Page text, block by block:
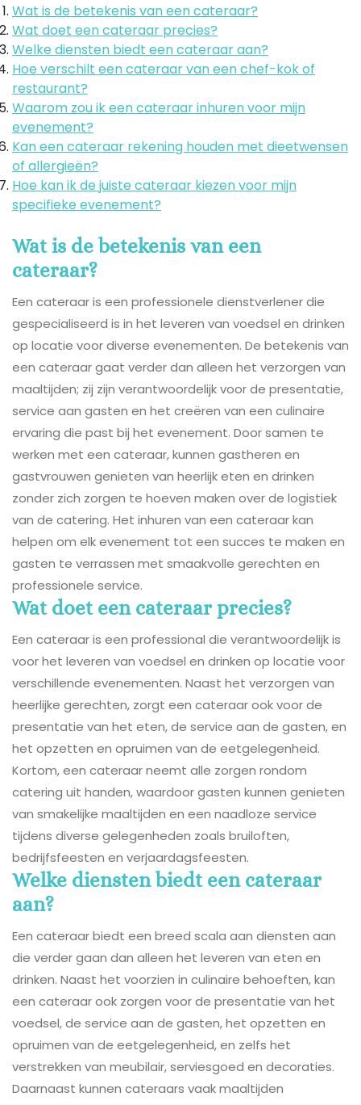
Wat is de betekenis van een cateraar?
Wat doet een cateraar precies?
Welke diensten biedt een cateraar aan?
Hoe verschilt een cateraar van een chef-kok of
restaurant?
Waarom zou ik een cateraar inhuren voor mijn
evenement?
Kan een cateraar rekening houden met dieetwensen
of allergieën?
Hoe kan ik de juiste cateraar kiezen voor mijn
specifieke evenement?
Wat is de betekenis van een
cateraar?
Een cateraar is een professionele dienstverlener die
gespecialiseerd is in het leveren van voedsel en drinken
op locatie voor diverse evenementen. De betekenis van
een cateraar gaat verder dan alleen het verzorgen van
maaltijden; zij zijn verantwoordelijk voor de presentatie,
service aan gasten en het creëren van een culinaire
ervaring die past bij het evenement. Door samen te
werken met een cateraar, kunnen gastheren en
gastvrouwen genieten van heerlijk eten en drinken
zonder zich zorgen te hoeven maken over de logistiek
van de catering. Het inhuren van een cateraar kan
helpen om elk evenement tot een succes te maken en
gasten te verrassen met smaakvolle gerechten en
professionele service.
Wat doet een cateraar precies?
Een cateraar is een professional die verantwoordelijk is
voor het leveren van voedsel en drinken op locatie voor
verschillende evenementen. Naast het verzorgen van
heerlijke gerechten, zorgt een cateraar ook voor de
presentatie van het eten, de service aan de gasten, en
het opzetten en opruimen van de eetgelegenheid.
Kortom, een cateraar neemt alle zorgen rondom
catering uit handen, waardoor gasten kunnen genieten
van smakelijke maaltijden en een naadloze service
tijdens diverse gelegenheden zoals bruiloften,
bedrijfsfeesten en verjaardagsfeesten.
Welke diensten biedt een cateraar
aan?
Een cateraar biedt een breed scala aan diensten aan
die verder gaan dan alleen het leveren van eten en
drinken. Naast het voorzien in culinaire behoeften, kan
een cateraar ook zorgen voor de presentatie van het
voedsel, de service aan de gasten, het opzetten en
opruimen van de eetgelegenheid, en zelfs het
verstrekken van meubilair, serviesgoed en decoraties.
Daarnaast kunnen cateraars vaak maaltijden